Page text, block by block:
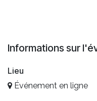
Informations sur
Lieu
Événement en ligne